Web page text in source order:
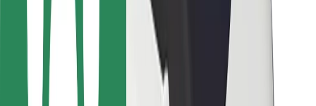
Utasoknak
Sofőröknek
Ételfutároknak
Bolt Food